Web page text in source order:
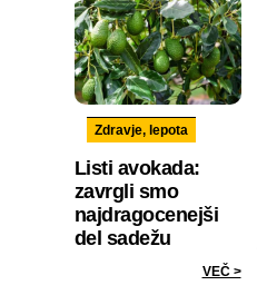
Zdravje, lepota
Listi avokada:
zavrgli smo
najdragocenejši
del sadežu
VEČ >